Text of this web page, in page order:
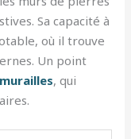
Sa capacité à
où il trouve
Un point
, qui